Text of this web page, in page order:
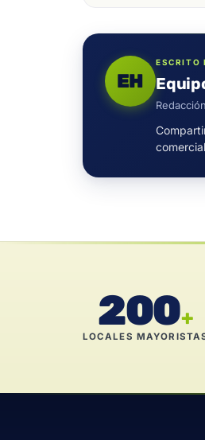
EH
ESCRITO
200+
LOCALES